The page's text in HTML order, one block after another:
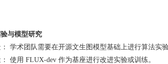
与模型研究
学术团队需要在开源文生图模型基础上进行算法实验
使用 FLUX-dev 作为基座进行改进实验或训练。